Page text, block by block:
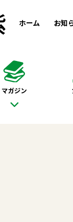
ホーム お知
マガジン